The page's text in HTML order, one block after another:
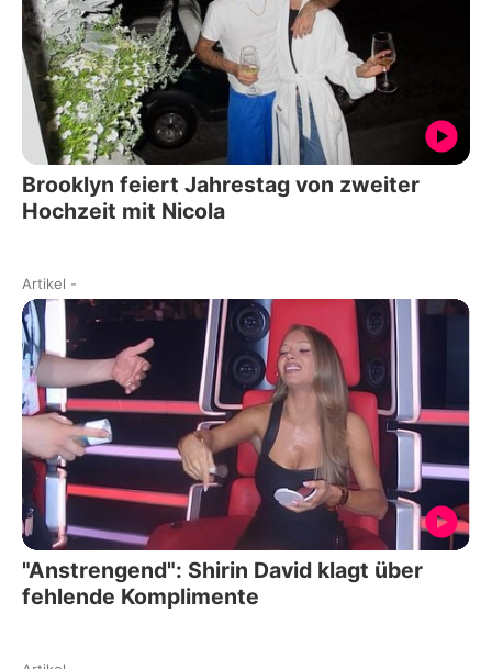
Brooklyn feiert Jahrestag von zweiter
Hochzeit mit Nicola
Artikel -
"Anstrengend": Shirin David klagt über
fehlende Komplimente